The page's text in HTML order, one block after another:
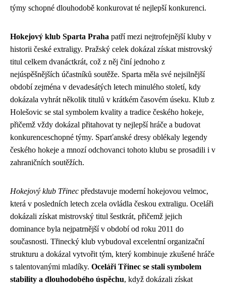
týmy schopné dlouhodobě konkurovat té nejlepší konkurenci.
Hokejový klub Sparta Praha patří mezi nejtrofejnější kluby v
historii české extraligy. Pražský celek dokázal získat mistrovský
titul celkem dvanáctkrát, což z něj činí jednoho z
nejúspěšnějších účastníků soutěže. Sparta měla své nejsilnější
období zejména v devadesátých letech minulého století, kdy
dokázala vyhrát několik titulů v krátkém časovém úseku. Klub z
Holešovic se stal symbolem kvality a tradice českého hokeje,
přičemž vždy dokázal přitahovat ty nejlepší hráče a budovat
konkurenceschopné týmy. Sparťanské dresy oblékaly legendy
českého hokeje a mnozí odchovanci tohoto klubu se prosadili i v
zahraničních soutěžích.
Hokejový klub Třinec představuje moderní hokejovou velmoc,
která v posledních letech zcela ovládla českou extraligu. Oceláři
dokázali získat mistrovský titul šestkrát, přičemž jejich
dominance byla nejpatrnější v období od roku 2011 do
současnosti. Třinecký klub vybudoval excelentní organizační
strukturu a dokázal vytvořit tým, který kombinuje zkušené hráče
s talentovanými mladíky. Oceláři Třinec se stali symbolem
stability a dlouhodobého úspěchu, když dokázali získat